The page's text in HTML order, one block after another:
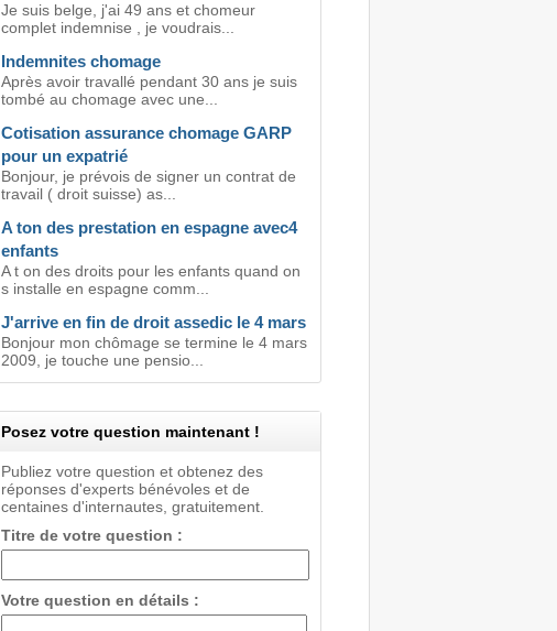
Je suis belge, j'ai 49 ans et chomeur
complet indemnise , je voudrais...
Indemnites chomage
Après avoir travallé pendant 30 ans je suis
tombé au chomage avec une...
Cotisation assurance chomage GARP
pour un expatrié
Bonjour, je prévois de signer un contrat de
travail ( droit suisse) as...
A ton des prestation en espagne avec4
enfants
A t on des droits pour les enfants quand on
s installe en espagne comm...
J'arrive en fin de droit assedic le 4 mars
Bonjour mon chômage se termine le 4 mars
2009, je touche une pensio...
Posez votre question maintenant !
Publiez votre question et obtenez des
réponses d'experts bénévoles et de
centaines d'internautes, gratuitement.
Titre de votre question :
Votre question en détails :